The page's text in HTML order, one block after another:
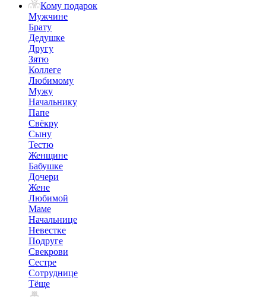
Кому подарок
Мужчине
Брату
Дедушке
Другу
Зятю
Коллеге
Любимому
Мужу
Начальнику
Папе
Свёкру
Сыну
Тестю
Женщине
Бабушке
Дочери
Жене
Любимой
Маме
Начальнице
Невестке
Подруге
Свекрови
Сестре
Сотруднице
Тёще